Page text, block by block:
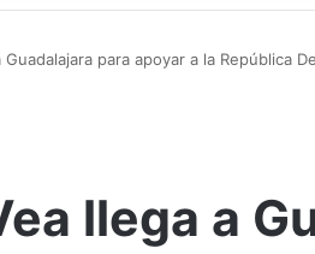
Guadalajara para apoyar a la República
llega a